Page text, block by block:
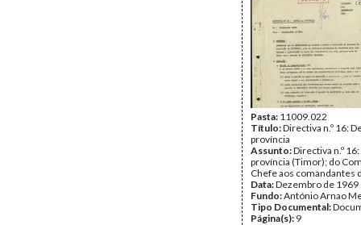
Pasta: 11009.022
Título:Directiva n.º 16:
província
Assunto:Directiva n.º
província (Timor); do
Chefe aos comandantes
Data:Dezembro de 1969
Fundo:António Arnao
Tipo Documental:
Página(s): 9